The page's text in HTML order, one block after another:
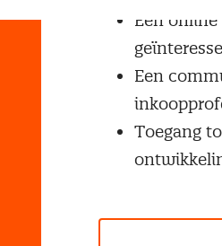
Een
Een
Toegang